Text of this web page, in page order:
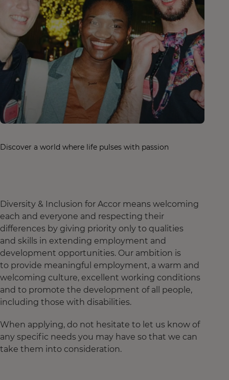
Discover a world where life pulses with passion
Diversity & Inclusion for Accor means welcoming
each and everyone and respecting their
differences by giving priority only to qualities
and skills in extending employment and
development opportunities. Our ambition is
to provide meaningful employment, a warm and
welcoming culture, excellent working conditions
and to promote the development of all people,
including those with disabilities.
When applying, do not hesitate to let us know of
any specific needs you may have so that we can
take them into consideration.